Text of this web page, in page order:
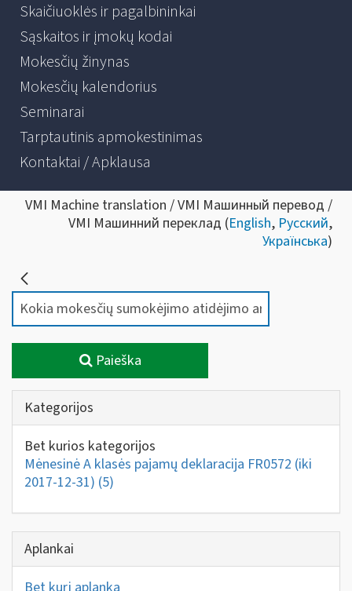
Skaičiuoklės ir pagalbininkai
Sąskaitos ir įmokų kodai
Mokesčių žinynas
Mokesčių kalendorius
Seminarai
Tarptautinis apmokestinimas
Kontaktai / Apklausa
VMI Machine translation / VMI Машинный перевод /
VMI Машинний переклад (English, Русский,
Українська)
Paieška
Kategorijos
Bet kurios kategorijos
Mėnesinė A klasės pajamų deklaracija FR0572 (iki
2017-12-31) (5)
Aplankai
Bet kurį aplanką